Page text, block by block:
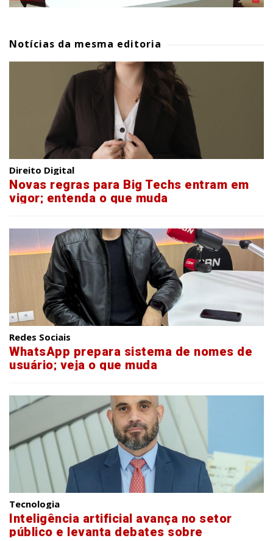
Notícias da mesma editoria
Direito Digital
Novas regras para Big Techs entram em
vigor; entenda o que muda
Redes Sociais
WhatsApp prepara sistema de nomes de
usuário; veja o que muda
Tecnologia
Inteligência artificial avança no setor
público e levanta debates sobre